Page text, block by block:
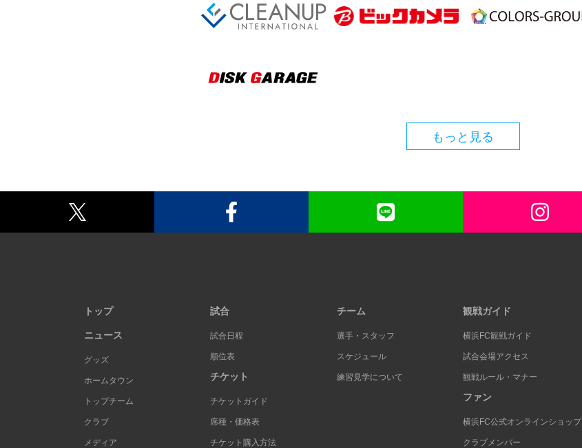
もっと見る
トップ
ニュース
グッズ
ホームタウン
トップチーム
クラブ
メディア
試合
試合日程
順位表
チケット
チケットガイド
席種・価格表
チケット購入方法
チーム
選手・スタッフ
スケジュール
練習見学について
観戦ガイド
横浜FC観戦ガイド
試合会場アクセス
観戦ルール・マナー
ファン
横浜FC公式オンラインショップ
クラブメンバー